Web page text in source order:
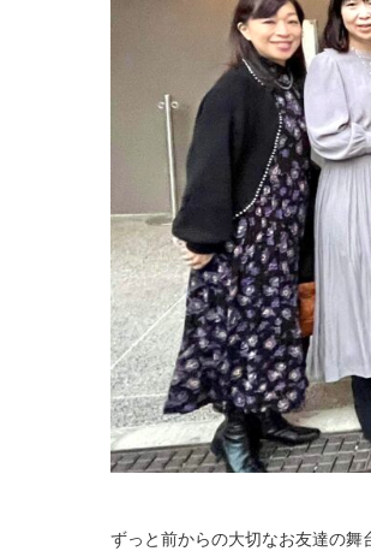
ずっと前からの大切なお友達の舞